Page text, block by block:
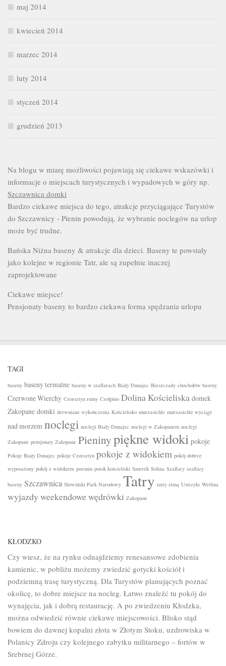
maj 2014
kwiecień 2014
marzec 2014
luty 2014
styczeń 2014
grudzień 2013
Na blogu w miarę możliwości pojawiają się ciekawe wskazówki i
informacje o miejscach turystycznych i wypadowych w góry np.
Szczawnica domki
Bardzo ciekawe miejsca do tego, atrakcje przyciągające Turystów
do Szczawnicy - Pienin powodują, że wybranie noclegów na urlop
może być trudne.
Bańska Niżna baseny & atrakcje dla dzieci. Baseny te powstały
jako kolejne w regionie Tatr, ale są zupełnie inaczej
zaprojektowane
Ciekawe miejsce!
Pensjonaty baseny to bardzo ciekawa forma spędzania urlopu
TAGI
baseny baseny termalne baseny w szaflarach Biały Dunajec Bieszczady chochołów baseny
Czerwone Wierchy Czorsztyn ruiny Czołpino Dolina Kościeliska domek
Zakopane domki drewniane wykończenia Kościelisko murzasichle murzasichle wyciągi
nad morzem noclegi noclegi Biały Dunajec noclegi w Zakopanem noclegi
Zakopane pensjonaty Zakopane Pieninypiękne widoki pokoje
Pokoje Biały Dunajec pokoje Czorsztyn pokoje z widokiem pokój dobrze
wyposażony pokój z widokiem poronin potok kościeliski Smerek Solina Szaflary szaflary
baseny Szczawnica Słowiński Park Narodowy Tatry tatry zimą Ustrzyki Wetlina
wyjazdy weekendowewędrówki Zakopane
KŁODZKO
Czy wiesz, że na rynku odnajdziemy renesansowe zdobienia
kamienic, w pobliżu możemy zwiedzić gotycki kościół i
podziemną trasę turystyczną. Dla Turystów planujących poznać
okolicę, to dobre miejsce na nocleg. Łatwo znaleźć tu pokój do
wynajęcia, jak i dobrą restaurację. A po zwiedzeniu Kłodzka,
można odwiedzić równie ciekawe miejscowości. Blisko stąd
bowiem do dawnej kopalni złota w Złotym Stoku, uzdrowiska w
Polanicy Zdroju czy kolejnego zabytku militarnego – fortów w
Srebrnej Górze.